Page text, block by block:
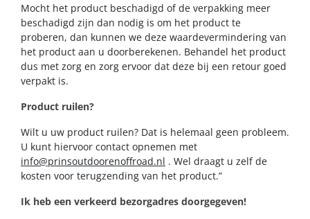
Mocht het product beschadigd of de verpakking meer
beschadigd zijn dan nodig is om het product te
proberen, dan kunnen we deze waardevermindering van
het product aan u doorberekenen. Behandel het product
dus met zorg en zorg ervoor dat deze bij een retour goed
verpakt is.
Product ruilen?
Wilt u uw product ruilen? Dat is helemaal geen probleem.
U kunt hiervoor contact opnemen met
info@prinsoutdoorenoffroad.nl . Wel draagt u zelf de
kosten voor terugzending van het product.”
Ik heb een verkeerd bezorgadres doorgegeven!